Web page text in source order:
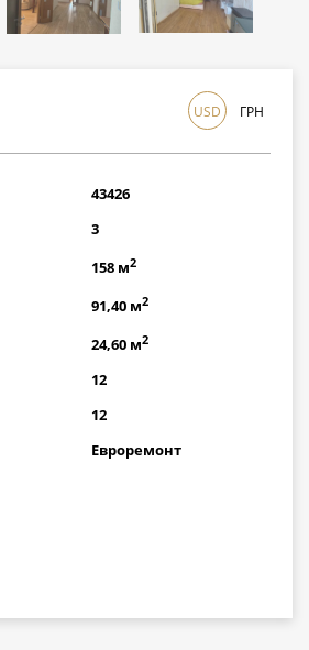
USD ГРН
43426
3
158 м2
91,40 м2
24,60 м2
12
12
Евроремонт